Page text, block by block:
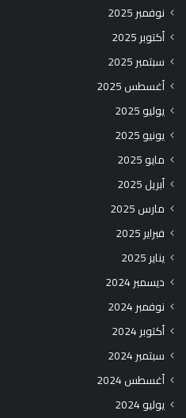
نوفمبر 2025
أكتوبر 2025
سبتمبر 2025
أغسطس 2025
يوليو 2025
يونيو 2025
مايو 2025
أبريل 2025
مارس 2025
فبراير 2025
يناير 2025
ديسمبر 2024
نوفمبر 2024
أكتوبر 2024
سبتمبر 2024
أغسطس 2024
يوليو 2024